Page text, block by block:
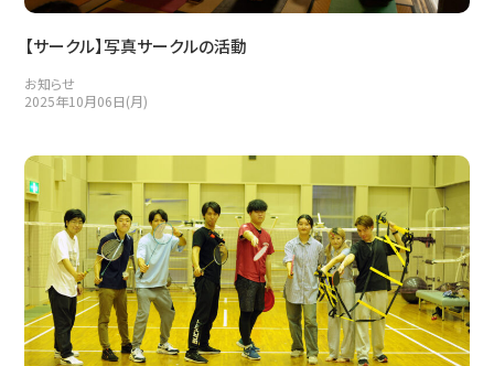
【サークル】写真サークルの活動
お知らせ
2025年10月06日(月)